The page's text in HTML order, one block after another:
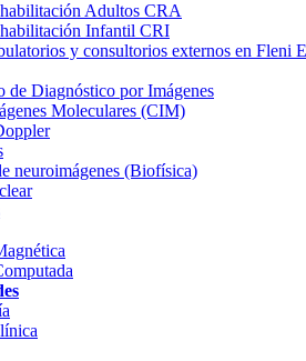
Adultos CRA
Infantil CRI
y consultorios externos en Fleni
de Diagnóstico por Imágenes
Moleculares (CIM)
neuroimágenes (Biofísica)